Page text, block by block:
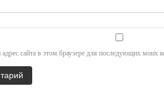
сайта в этом браузере для последующих моих